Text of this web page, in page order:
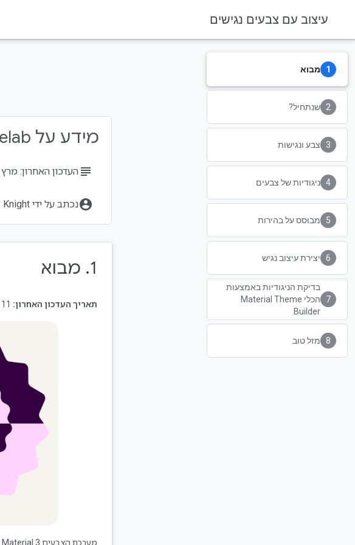
עיצוב עם צבעים נגישים
מבוא
שנתחיל?
צבע ונגישות
ניגודיות של צבעים
מבוסס על בהירות
יצירת עיצוב נגיש
בדיקת הניגודיות באמצעות
הכלי Material Theme
Builder
מזל טוב
מידע על Codelab זה
subject העדכון האחרון: מרץ 27, 2026
account_circleנכתב על ידי Ivy Knight
1
. ‏ מבוא
תאריך העדכון האחרון: